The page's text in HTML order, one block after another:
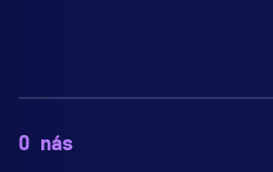
O nás